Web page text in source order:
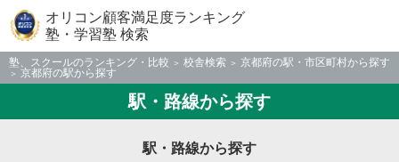
オリコン顧客満足度ランキング
塾・学習塾 検索
塾、スクールのランキング・比較 校舎検索
京都府の駅・市区町村から探す
京都府の駅から探す
駅・路線から探す
駅・路線から探す